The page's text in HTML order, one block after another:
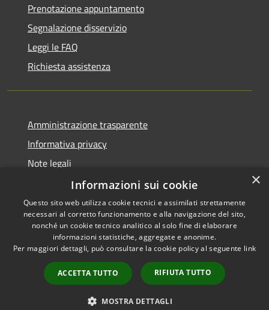
Prenotazione appuntamento
Segnalazione disservizio
Leggi le FAQ
Richiesta assistenza
Amministrazione trasparente
Informativa privacy
Note legali
Dichiarazione di accessibilità
RSS
Accessibilità
Copyright © 2026 • Comune di
byMunicipium
Accesso
redazione
×
Informazioni sui cookie
Questo sito web utilizza cookie tecnici e assimilati strettamente
necessari al corretto funzionamento e alla navigazione del sito,
nonché un cookie tecnico analitico al solo fine di elaborare
informazioni statistiche, aggregate e anonime.
Per maggiori dettagli, può consultare la cookie policy al seguente link
ACCETTA TUTTO RIFIUTA TUTTO
MOSTRA DETTAGLI